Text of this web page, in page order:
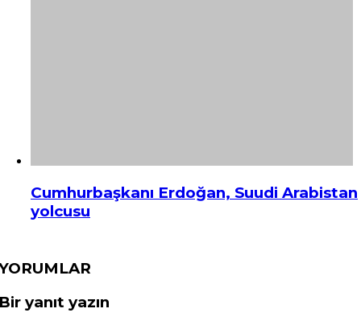
Cumhurbaşkanı Erdoğan, Suudi Arabistan
yolcusu
yanıt yazın